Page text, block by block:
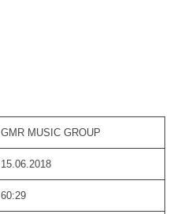
GMR MUSIC GROUP
15.06.2018
60:29